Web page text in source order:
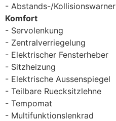
Abstands-/Kollisionswarner
Komfort
Servolenkung
Zentralverriegelung
Elektrischer Fensterheber
Sitzheizung
Elektrische Aussenspiegel
Teilbare Ruecksitzlehne
Tempomat
Multifunktionslenkrad